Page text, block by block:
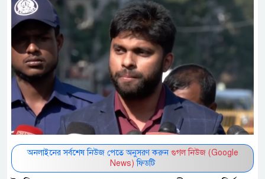
অনলাইনের সর্বশেষ নিউজ পেতে অনুসরণ করুন গুগল নিউজ (Google
News) ফিডটি